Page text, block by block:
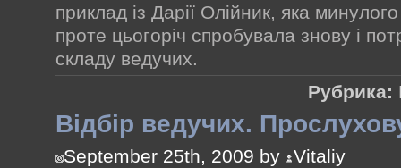
приклад із Дарії Олійник, яка
проте цьогоріч спробувала знову і
складу ведучих.
Рубрика:
Відбір ведучих.
September 25th, 2009 by
Vitaliy